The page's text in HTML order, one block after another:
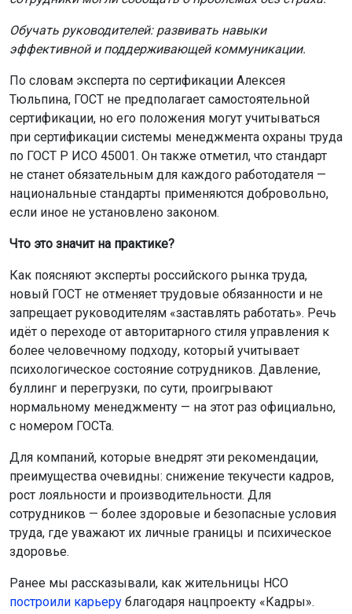
Обучать руководителей: развивать навыки
эффективной и поддерживающей коммуникации.
По словам эксперта по сертификации Алексея
Тюльпина, ГОСТ не предполагает самостоятельной
сертификации, но его положения могут учитываться
при сертификации системы менеджмента охраны труда
по ГОСТ Р ИСО 45001. Он также отметил, что стандарт
не станет обязательным для каждого работодателя —
национальные стандарты применяются добровольно,
если иное не установлено законом.
Что это значит на практике?
Как поясняют эксперты российского рынка труда,
новый ГОСТ не отменяет трудовые обязанности и не
запрещает руководителям «заставлять работать». Речь
идёт о переходе от авторитарного стиля управления к
более человечному подходу, который учитывает
психологическое состояние сотрудников. Давление,
буллинг и перегрузки, по сути, проигрывают
нормальному менеджменту — на этот раз официально,
с номером ГОСТа.
Для компаний, которые внедрят эти рекомендации,
преимущества очевидны: снижение текучести кадров,
рост лояльности и производительности. Для
сотрудников — более здоровые и безопасные условия
труда, где уважают их личные границы и психическое
здоровье.
Ранее мы рассказывали, как жительницы НСО
построили карьеру благодаря нацпроекту «Кадры».